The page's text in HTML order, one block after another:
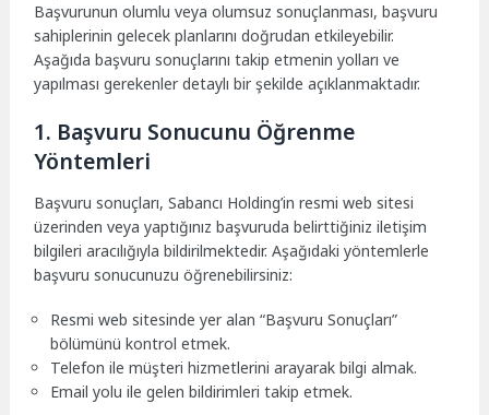
Başvurunun olumlu veya olumsuz sonuçlanması, başvuru
sahiplerinin gelecek planlarını doğrudan etkileyebilir.
Aşağıda başvuru sonuçlarını takip etmenin yolları ve
yapılması gerekenler detaylı bir şekilde açıklanmaktadır.
1. Başvuru Sonucunu Öğrenme
Yöntemleri
Başvuru sonuçları, Sabancı Holding’in resmi web sitesi
üzerinden veya yaptığınız başvuruda belirttiğiniz iletişim
bilgileri aracılığıyla bildirilmektedir. Aşağıdaki yöntemlerle
başvuru sonucunuzu öğrenebilirsiniz:
Resmi web sitesinde yer alan “Başvuru Sonuçları”
bölümünü kontrol etmek.
Telefon ile müşteri hizmetlerini arayarak bilgi almak.
Email yolu ile gelen bildirimleri takip etmek.